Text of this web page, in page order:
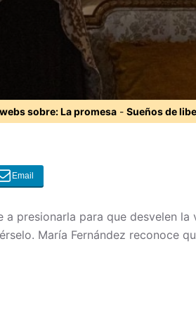
sobre:La promesa - Sueños de
presionarla para que desvelen
María Fernández reconoce